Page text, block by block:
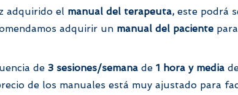
adquirido el manual del terapeuta, este podrá
adquirir un manual del paciente
de 3 sesiones/semana de 1 hora y media
de los manuales está muy ajustado para